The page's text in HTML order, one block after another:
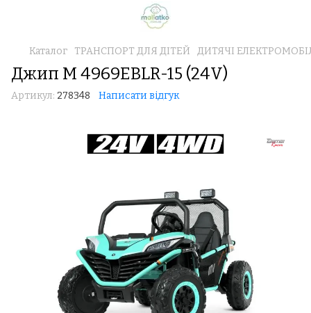
Каталог ТРАНСПОРТ ДЛЯ ДІТЕЙ ДИТЯЧІ
Джип M 4969EBLR-15 (24V)
Артикул: 278348 Написати відгук